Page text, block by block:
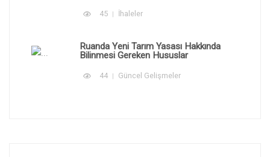
45 İhaleler
Ruanda Yeni Tarım Yasası Hakkında
Bilinmesi Gereken Hususlar
44 Güncel Gelişmeler